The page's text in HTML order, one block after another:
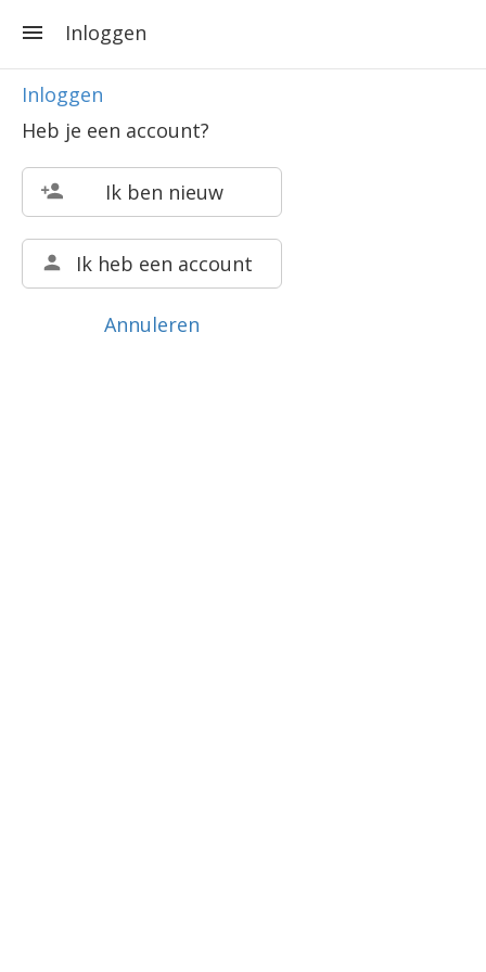
Inloggen
Inloggen
Heb je een account?
Ik ben nieuw
Ik heb een account
Annuleren